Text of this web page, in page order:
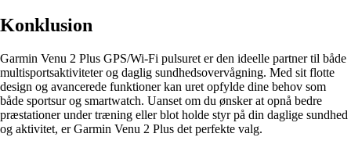
Konklusion
Garmin Venu 2 Plus GPS/Wi-Fi pulsuret er den ideelle partner til både
multisportsaktiviteter og daglig sundhedsovervågning. Med sit flotte
design og avancerede funktioner kan uret opfylde dine behov som
både sportsur og smartwatch. Uanset om du ønsker at opnå bedre
præstationer under træning eller blot holde styr på din daglige sundhed
og aktivitet, er Garmin Venu 2 Plus det perfekte valg.